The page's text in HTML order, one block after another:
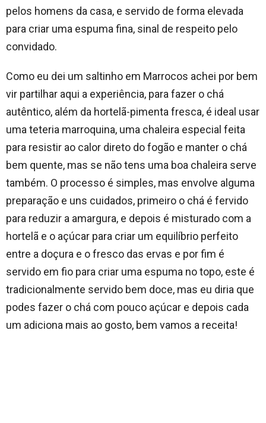
pelos homens da casa, e servido de forma elevada
para criar uma espuma fina, sinal de respeito pelo
convidado.
Como eu dei um saltinho em Marrocos achei por bem
vir partilhar aqui a experiência, para fazer o chá
autêntico, além da hortelã-pimenta fresca, é ideal usar
uma teteria marroquina, uma chaleira especial feita
para resistir ao calor direto do fogão e manter o chá
bem quente, mas se não tens uma boa chaleira serve
também. O processo é simples, mas envolve alguma
preparação e uns cuidados, primeiro o chá é fervido
para reduzir a amargura, e depois é misturado com a
hortelã e o açúcar para criar um equilíbrio perfeito
entre a doçura e o fresco das ervas e por fim é
servido em fio para criar uma espuma no topo, este é
tradicionalmente servido bem doce, mas eu diria que
podes fazer o chá com pouco açúcar e depois cada
um adiciona mais ao gosto, bem vamos a receita!